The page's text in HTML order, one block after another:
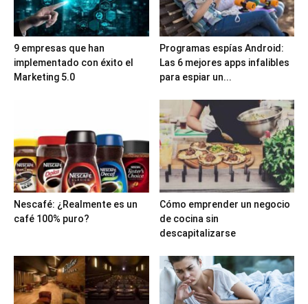
9 empresas que han
implementado con éxito el
Marketing 5.0
Programas espías Android:
Las 6 mejores apps infalibles
para espiar un...
Nescafé: ¿Realmente es un
café 100% puro?
Cómo emprender un negocio
de cocina sin
descapitalizarse